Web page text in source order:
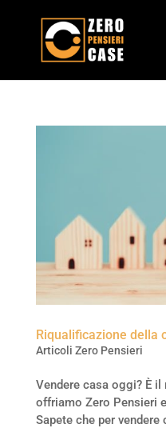
Riqualificazione della
Articoli Zero Pensieri
Vendere casa oggi? È
offriamo Zero Pensieri
Sapete che per vendere